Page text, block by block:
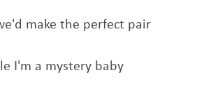
make the perfect pair
I'm a mystery baby